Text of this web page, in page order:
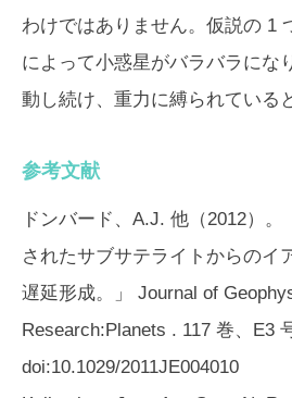
わけではありません。仮説の 1
によって小惑星がバラバラにな
動し続け、重力に縛られている
参考文献
ドンバード、A.J. 他（2012）
されたサブサテライトからのイ
遅延形成。」 Journal of
Research:Planets . 117 巻、E3
doi:10.1029/2011JE004010